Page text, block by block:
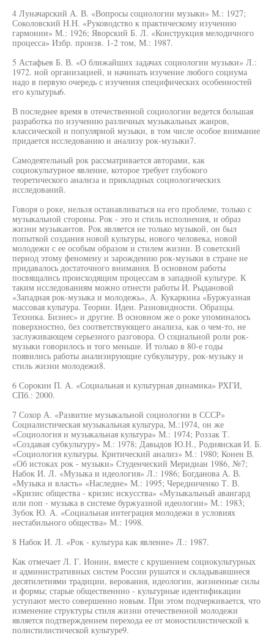
4 Луначарский А. В. «Вопросы социологии музыки» М.: 1927;
Соколовский H.H. «Руководство к практическому изучению
гармонии» М.: 1926; Яворский Б. Л. «Конструкция мелодичного
процесса» Избр. произв. 1-2 том, М.: 1987.
5 Астафьев Б. В. «О ближайших задачах социологии музыки» Л.:
1972. ной организацией, и начинать изучение любого социума
надо в первую очередь с изучения специфических особенностей
его культуры6.
В последнее время в отечественной социологии ведется большая
разработка по изучению различных музыкальных жанров,
классической и популярной музыки, в том числе особое внимание
придается исследованию и анализу рок-музыки7.
Самодеятельный рок рассматривается авторами, как
социокультурное явление, которое требует глубокого
теоретического анализа и прикладных социологических
исследований.
Говоря о роке, нельзя останавливаться на его проблеме, только с
музыкальной стороны. Рок - это и стиль исполнения, и образ
жизни музыкантов. Рок является не только музыкой, он был
попыткой создания новой культуры, нового человека, новой
молодежи с ее особым образом и стилем жизни. В советский
период этому феномену и зарождению рок-музыки в стране не
придавалось достаточного внимания. В основном работы
посвящались происходящим процессам в западной культуре. К
таким исследованиям можно отнести работы И. Рыдановой
«Западная рок-музыка и молодежь», А. Кукаркина «Буржуазная
массовая культура. Теории. Идеи. Разновидности. Образцы.
Техника. Бизнес» и другие. В основном же о роке упоминалось
поверхностно, без соответствующего анализа, как о чем-то, не
заслуживающем серьезного разговора. О социальной роли рок-
музыки говорилось и того меньше. И только в 80-е годы
появились работы анализирующие субкультуру, рок-музыку и
стиль жизни молодежи8.
6 Сорокин П. А. «Социальная и культурная динамика» РХГИ,
СПб.: 2000.
7 Сохор А. «Развитие музыкальной социологии в СССР»
Социалистическая музыкальная культура, М.:1974, он же
«Социология и музыкальная культура» М.: 1974; Роззак Т.
«Создавая субкультуру» М.: 1978; Давыдов Ю.Н., Роднянская И. Б.
«Социология культуры. Критический анализ» М.: 1980; Конен В.
«Об истоках рок - музыки» Студенческий Меридиан 1986, №7;
Набок И. Л. «Музыка и идеология» Л.: 1986; Богданова А. В.
«Музыка и власть» «Наследие» М.: 1995; Чередниченко Т. В.
«Кризис общества - кризис искусства» «Музыкальный авангард
или поп - музыка в системе буржуазной идеологии» М.: 1983;
Зубок Ю. А. «Социальная интеграция молодежи в условиях
нестабильного общества» М.: 1998.
8 Набок И. Л. «Рок - культура как явление» Л.: 1987.
Как отмечает Л. Г. Ионин, вместе с крушением социокультурных
и административных систем России рушатся и складывавшиеся
десятилетиями традиции, верования, идеологии, жизненные силы
и формы; старые общественнно - культурные идентификации
уступают место совершенно новым. При этом подчеркивается, что
изменение структуры стиля жизни отечественной молодежи
является подтверждением перехода ее от моностилистической к
полистилистической культуре9.